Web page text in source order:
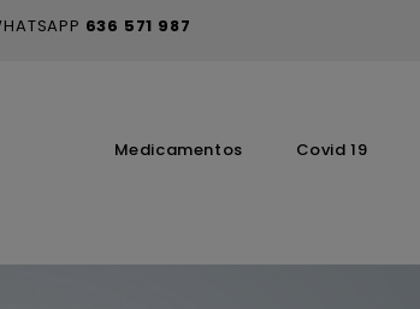
636 571 987
Medicamentos Covid 19